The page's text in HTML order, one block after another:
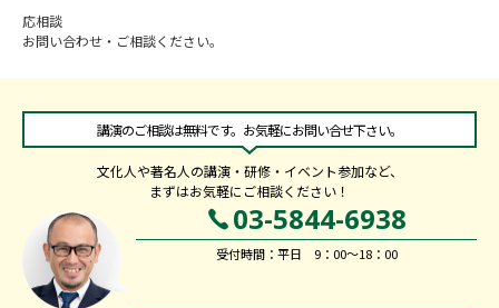
応相談
お問い合わせ・ご相談ください。
講演のご相談は無料です。お気軽にお問い合せ下さい。
文化人や著名人の講演・研修・イベント参加など、
まずはお気軽にご相談ください！
03-5844-6938
受付時間：平日 9：00～18：00